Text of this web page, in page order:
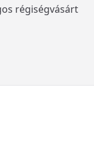
régiségvásárt